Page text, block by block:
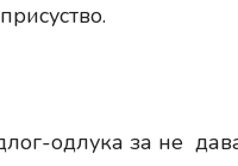
за не